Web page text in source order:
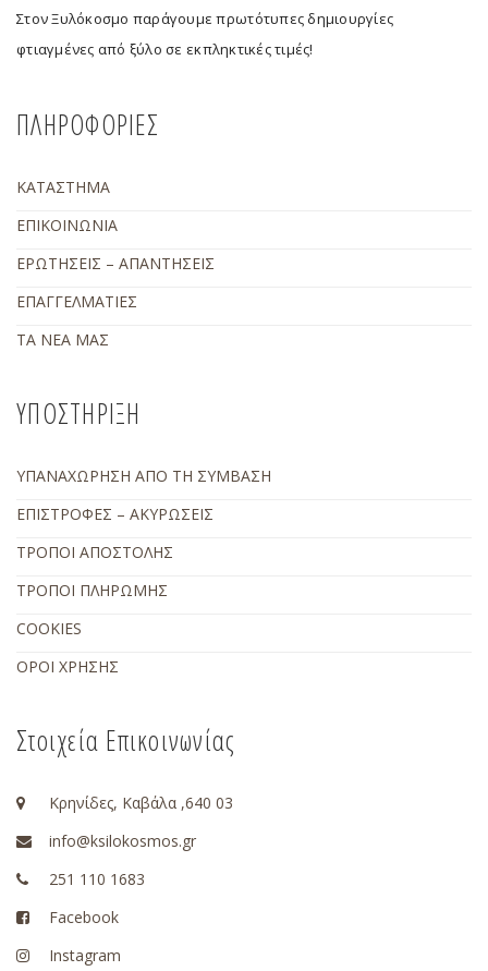
Στον Ξυλόκοσμο παράγουμε πρωτότυπες δημιουργίες
φτιαγμένες από ξύλο σε εκπληκτικές τιμές!
ΠΛΗΡΟΦΟΡΙΕΣ
ΚΑΤΑΣΤΗΜΑ
ΕΠΙΚΟΙΝΩΝΙΑ
ΕΡΩΤΗΣΕΙΣ – ΑΠΑΝΤΗΣΕΙΣ
ΕΠΑΓΓΕΛΜΑΤΙΕΣ
ΤΑ ΝΕΑ ΜΑΣ
ΥΠΟΣΤΗΡΙΞΗ
ΥΠΑΝΑΧΩΡΗΣΗ ΑΠΟ ΤΗ ΣΥΜΒΑΣΗ
ΕΠΙΣΤΡΟΦΕΣ – ΑΚΥΡΩΣΕΙΣ
ΤΡΟΠΟΙ ΑΠΟΣΤΟΛΗΣ
ΤΡΟΠΟΙ ΠΛΗΡΩΜΗΣ
COOKIES
ΟΡΟΙ ΧΡΗΣΗΣ
Στοιχεία Επικοινωνίας
Κρηνίδες, Καβάλα ,640 03
info@ksilokosmos.gr
251 110 1683
Facebook
Instagram